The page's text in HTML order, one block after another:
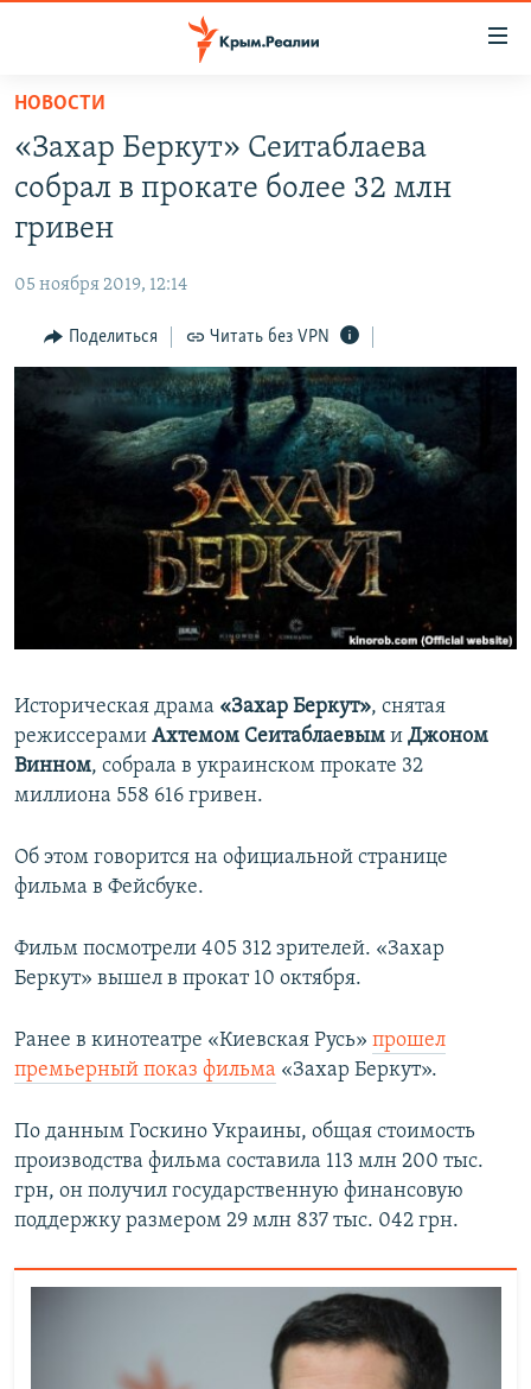
Вернуться
основному
содержанию
Вернутся
главной
навигации
Вернутся
СПЕЦПРОЕКТЫ
11 ЛЕТ ОККУПАЦИИ КРЫМА. 11 ИСТОРИЙ СОПРОТИВЛЕНИЯ
ВОДА
ЕЩЕ
ИНТЕРАКТИВ
ИНФОГРАФИКА
ТЕЛЕПРОЕКТ КРЫМ.РЕАЛИИ
СОВЕТЫ ПРАВОЗАЩИТНИКОВ
ПРОПАВШИЕ БЕЗ ВЕСТИ
ПОБЕДИТЕЛЕЙ НЕ СУДЯТ?
КРЫМ.НЕПОКОРЕННЫЙ
РАДІО СВОБОДА
КАК ОБОЙТИ БЛОКИРОВКУ
Українською
ПРИСОЕДИНЯЙТЕСЬ!
Все сайты RFE/RL
НОВОСТИ
«Захар Беркут» Сеитаблаева
собрал в прокате более 32 млн
гривен
05 ноября 2019, 12:14
Поделиться Читать без VPN
Историческая драма «Захар Беркут», снятая
режиссерами Ахтемом Сеитаблаевым и Джоном
Винном, собрала в украинском прокате 32
миллиона 558 616 гривен.
Об этом говорится на официальной странице
фильма в Фейсбуке.
Фильм посмотрели 405 312 зрителей. «Захар
Беркут» вышел в прокат 10 октября.
Ранее в кинотеатре «Киевская Русь» прошел
премьерный показ фильма «Захар Беркут».
По данным Госкино Украины, общая стоимость
производства фильма составила 113 млн 200 тыс.
грн, он получил государственную финансовую
поддержку размером 29 млн 837 тыс. 042 грн.